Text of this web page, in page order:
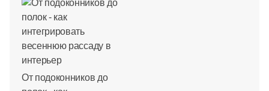
От подоконников до